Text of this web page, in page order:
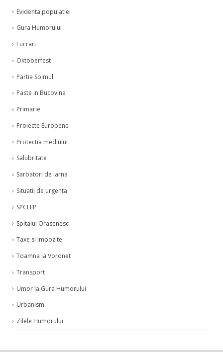
Evidenta populatiei
Gura Humorului
Lucrari
Oktoberfest
Partia Soimul
Paste in Bucovina
Primarie
Proiecte Europene
Protectia mediului
Salubritate
Sarbatori de iarna
Situatii de urgenta
SPCLEP
Spitalul Orasenesc
Taxe si Impozite
Toamna la Voronet
Transport
Umor la Gura Humorului
Urbanism
Zilele Humorului